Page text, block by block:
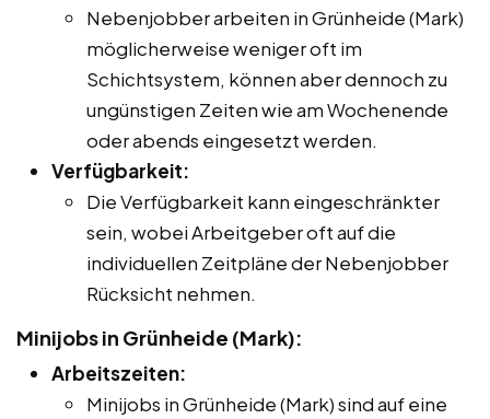
Nebenjobber arbeiten in Grünheide (Mark)
möglicherweise weniger oft im
Schichtsystem, können aber dennoch zu
ungünstigen Zeiten wie am Wochenende
oder abends eingesetzt werden.
Verfügbarkeit:
Die Verfügbarkeit kann eingeschränkter
sein, wobei Arbeitgeber oft auf die
individuellen Zeitpläne der Nebenjobber
Rücksicht nehmen.
Minijobs in Grünheide (Mark):
Arbeitszeiten:
Minijobs in Grünheide (Mark) sind auf eine